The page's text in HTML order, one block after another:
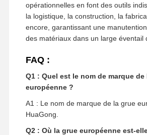
opérationnelles en font des outils
la logistique, la construction, la
encore, garantissant une
des matériaux dans un large éventail
FAQ :
Q1 : Quel est le nom de marque de
européenne ?
A1 : Le nom de marque de la grue
HuaGong.
Q2 : Où la grue européenne est-